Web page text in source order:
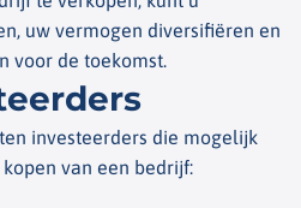
uw vermogen diversifiëren en
voor de toekomst.
investeerders die mogelijk
van een bedrijf: